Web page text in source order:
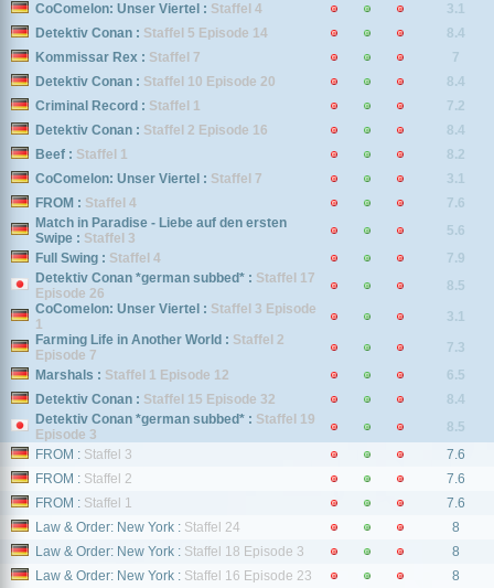
CoComelon: Unser Viertel : Staffel 4
3.1
Detektiv Conan : Staffel 5 Episode 14
8.4
Kommissar Rex : Staffel 7
7
Detektiv Conan : Staffel 10 Episode 20
8.4
Criminal Record : Staffel 1
7.2
Detektiv Conan : Staffel 2 Episode 16
8.4
Beef : Staffel 1
8.2
CoComelon: Unser Viertel : Staffel 7
3.1
FROM : Staffel 4
7.6
Match in Paradise - Liebe auf den ersten
Swipe : Staffel 3
5.6
Full Swing : Staffel 4
7.9
Detektiv Conan *german subbed* : Staffel 17
Episode 26
8.5
CoComelon: Unser Viertel : Staffel 3 Episode
1
3.1
Farming Life in Another World : Staffel 2
Episode 7
7.3
Marshals : Staffel 1 Episode 12
6.5
Detektiv Conan : Staffel 15 Episode 32
8.4
Detektiv Conan *german subbed* : Staffel 19
Episode 3
8.5
FROM : Staffel 3
7.6
FROM : Staffel 2
7.6
FROM : Staffel 1
7.6
Law & Order: New York : Staffel 24
8
Law & Order: New York : Staffel 18 Episode 3
8
Law & Order: New York : Staffel 16 Episode 23 8